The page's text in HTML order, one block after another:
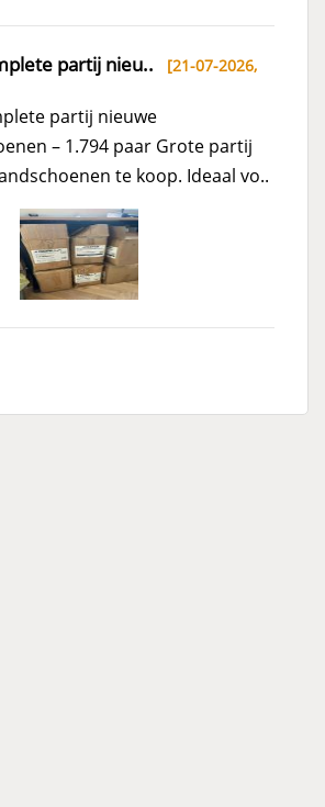
partij nieu.. [21-07-2026,
partij nieuwe
– 1.794 paar Grote partij
te koop. Ideaal vo..